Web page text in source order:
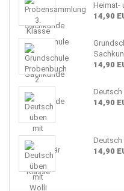
Heimat-
14,90
14,90
Deutsch
14,90
Deutsch
14,90